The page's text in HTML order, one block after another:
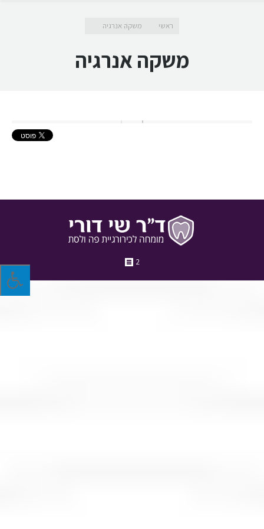
ראשי משקה אנרגיה
משקה אנרגיה
2